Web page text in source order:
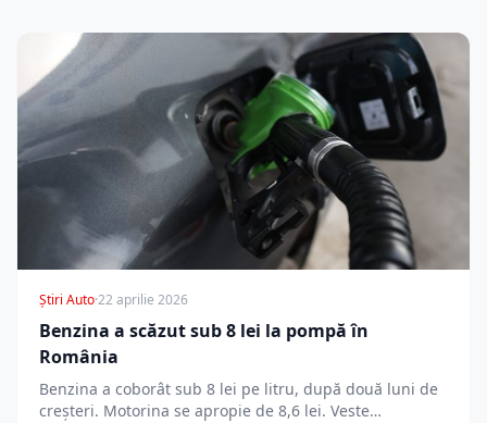
Știri Auto·22 aprilie 2026
Benzina a scăzut sub 8 lei la pompă în
România
Benzina a coborât sub 8 lei pe litru, după două luni de
creșteri. Motorina se apropie de 8,6 lei. Veste…